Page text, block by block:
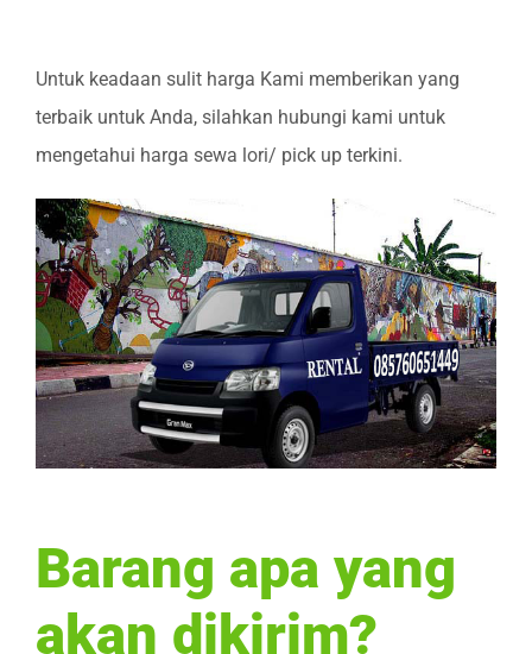
Untuk keadaan sulit harga Kami memberikan yang
terbaik untuk Anda, silahkan hubungi kami untuk
mengetahui harga sewa lori/ pick up terkini.
Barang apa yang
akan dikirim?